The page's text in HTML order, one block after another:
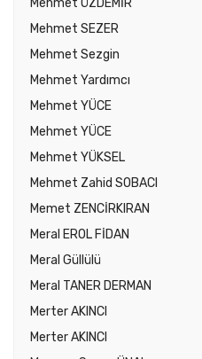
Mehmet ÖZDEMİR
Mehmet SEZER
Mehmet Sezgin
Mehmet Yardımcı
Mehmet YÜCE
Mehmet YÜCE
Mehmet YÜKSEL
Mehmet Zahid SOBACI
Memet ZENCİRKIRAN
Meral EROL FİDAN
Meral Güllülü
Meral TANER DERMAN
Merter AKINCI
Merter AKINCI